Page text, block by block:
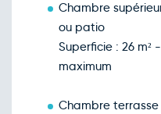
Chambre
ou patio
Superficie : 26
maximum
Chambre